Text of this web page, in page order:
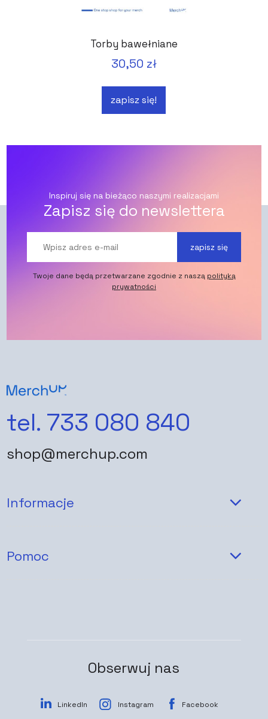
Torby bawełniane
30,50 zł
zapisz się!
Inspiruj się na bieżąco naszymi realizacjami
Zapisz się do newslettera
zapisz się
Twoje dane będą przetwarzane zgodnie z naszą polityką
prywatności
tel. 733 080 840
shop@merchup.com
Informacje
Pomoc
Obserwuj nas
LinkedIn Instagram Facebook